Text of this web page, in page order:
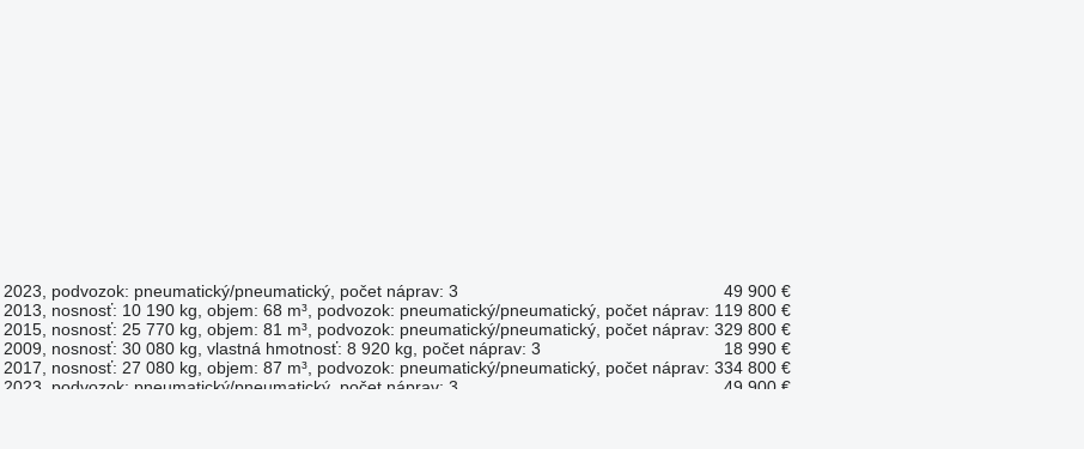
2023, podvozok: pneumatický/pneumatický, počet náprav: 3
49 900 €
2013, nosnosť: 10 190 kg, objem: 68 m³, podvozok: pneumatický/pneumatický, počet náprav: 119 800 €
2015, nosnosť: 25 770 kg, objem: 81 m³, podvozok: pneumatický/pneumatický, počet náprav: 329 800 €
2009, nosnosť: 30 080 kg, vlastná hmotnosť: 8 920 kg, počet náprav: 3
18 990 €
2017, nosnosť: 27 080 kg, objem: 87 m³, podvozok: pneumatický/pneumatický, počet náprav: 334 800 €
2023, podvozok: pneumatický/pneumatický, počet náprav: 3 49 900 €